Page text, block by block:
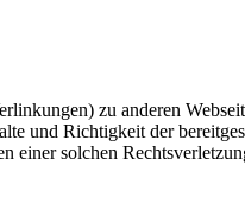
zu anderen
und Richtigkeit der
einer solchen